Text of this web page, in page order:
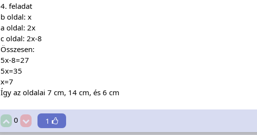
4. feladat
b oldal: x
a oldal: 2x
c oldal: 2x-8
Összesen:
5x-8=27
5x=35
x=7
Így az oldalai 7 cm, 14 cm, és 6 cm
0 1